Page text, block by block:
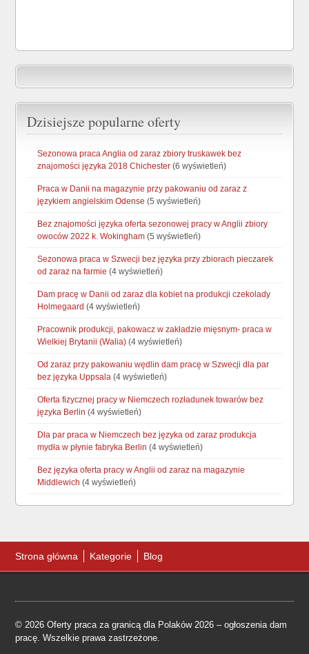
Dzisiejsze popularne oferty
Sezonowa praca Anglia od zaraz zbiory truskawek bez
znajomości języka 2018 Chichester (6 wyświetleń)
Praca w Danii na magazynie przy pakowaniu od zaraz z
językiem angielskim Odense (5 wyświetleń)
Bez znajomości języka oferta sezonowej pracy w Anglii zbiory
owoców 2022 k. Wokingham (5 wyświetleń)
Sezonowa praca w Szwecji bez języka przy zbiorach pieczarek
od zaraz na farmie (4 wyświetleń)
Dam pracę w Danii od zaraz dla kobiet na produkcji czekolady
Holmegaard (4 wyświetleń)
Pracownik produkcji, pakowacz w zakładzie mięsnym- praca w
Wielkiej Brytanii (Walia) (4 wyświetleń)
Od zaraz przy pakowaniu wędlin dam pracę w Szwecji dla par
bez języka Uppsala (4 wyświetleń)
Oferta fizycznej pracy w Niemczech rozładunek towarów bez
języka Berlin (4 wyświetleń)
Dla par praca w Niemczech bez języka od zaraz produkcja
mydła w płynie fabryka Berlin (4 wyświetleń)
Bez języka oferta pracy w Anglii od zaraz na magazynie
Middlewich (4 wyświetleń)
Strona główna Kategorie Blog
© 2026 Oferty praca za granicą dla Polaków 2026 – ogłoszenia dam
pracę. Wszelkie prawa zastrzeżone.